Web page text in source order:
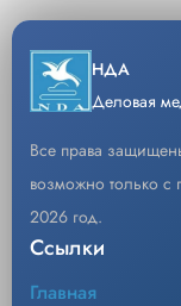
НДА
Деловая
Все права
возможно только с
2026 год.
Ссылки
Главная